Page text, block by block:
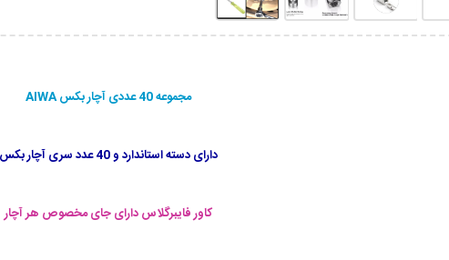
مجموعه 40 عددی آچار بکس AIWA
دارای دسته استاندارد و 40 عدد سری آچار بکس
کاور فایبرگلاس دارای جای مخصوص هر آچار